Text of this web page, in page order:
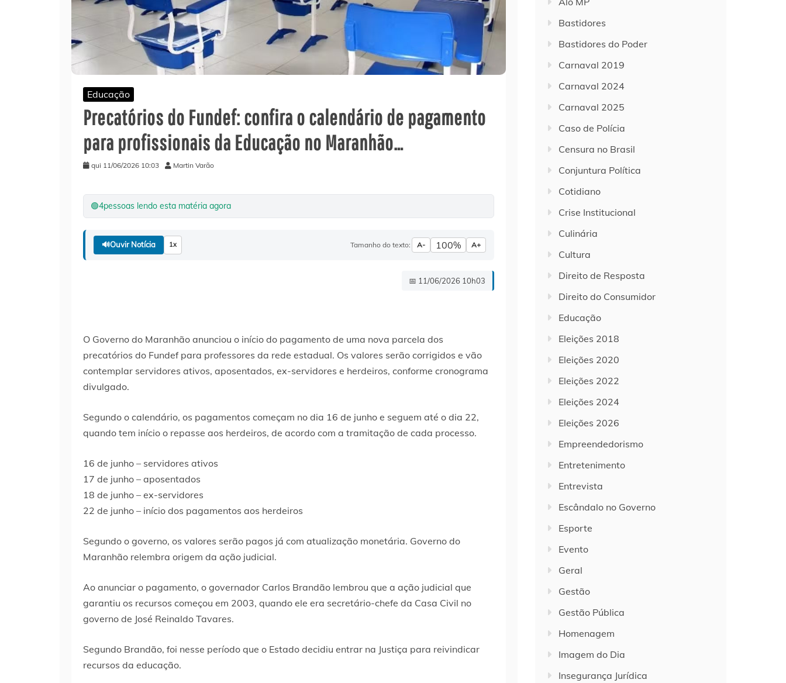
Educação
Precatórios do Fundef: confira o calendário de pagamento
para profissionais da Educação no Maranhão…
qui 11/06/2026 10:03 Martin Varão
🟢4pessoas lendo esta matéria agora
🔊Ouvir Notícia 1x Tamanho do texto: A- 100% A+
📅 11/06/2026 10h03
O Governo do Maranhão anunciou o início do pagamento de uma nova parcela dos
precatórios do Fundef para professores da rede estadual. Os valores serão corrigidos e vão
contemplar servidores ativos, aposentados, ex-servidores e herdeiros, conforme cronograma
divulgado.
Segundo o calendário, os pagamentos começam no dia 16 de junho e seguem até o dia 22,
quando tem início o repasse aos herdeiros, de acordo com a tramitação de cada processo.
16 de junho – servidores ativos
17 de junho – aposentados
18 de junho – ex-servidores
22 de junho – início dos pagamentos aos herdeiros
Segundo o governo, os valores serão pagos já com atualização monetária. Governo do
Maranhão relembra origem da ação judicial.
Ao anunciar o pagamento, o governador Carlos Brandão lembrou que a ação judicial que
garantiu os recursos começou em 2003, quando ele era secretário-chefe da Casa Civil no
governo de José Reinaldo Tavares.
Segundo Brandão, foi nesse período que o Estado decidiu entrar na Justiça para reivindicar
recursos da educação.
Bastidores
Bastidores do Poder
Carnaval 2019
Carnaval 2024
Carnaval 2025
Caso de Polícia
Censura no Brasil
Conjuntura Política
Cotidiano
Crise Institucional
Culinária
Cultura
Direito de Resposta
Direito do Consumidor
Educação
Eleições 2018
Eleições 2020
Eleições 2022
Eleições 2024
Eleições 2026
Empreendedorismo
Entretenimento
Entrevista
Escândalo no Governo
Esporte
Evento
Geral
Gestão
Gestão Pública
Homenagem
Imagem do Dia
Insegurança Jurídica